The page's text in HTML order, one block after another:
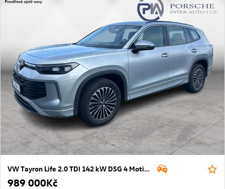
VW Tayron Life 2.0 TDI 142 kW DSG 4 Motion
989 000Kč